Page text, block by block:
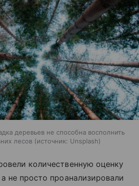
деревьев не способна восполнить
лесов
источник: Unsplash
количественную оценку
не просто проанализировали